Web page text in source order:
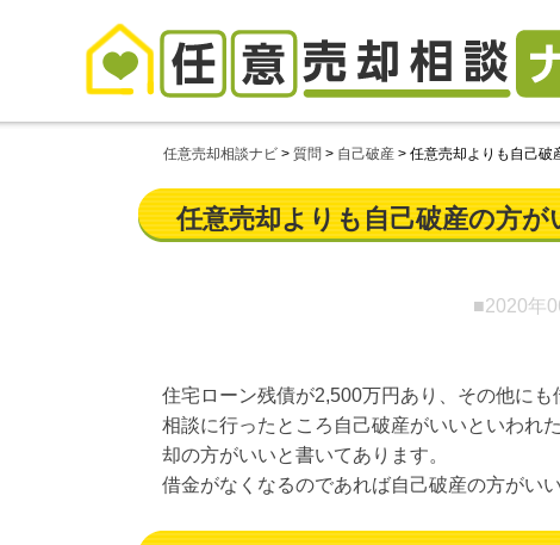
任意売却相談ナビ > 質問 > 自己破産 > 任意売却よりも自己破
任意売却よりも自己破産の方
■2020年
住宅ローン残債が2,500万円あり、その他にも
相談に行ったところ自己破産がいいといわれ
却の方がいいと書いてあります。
借金がなくなるのであれば自己破産の方がい